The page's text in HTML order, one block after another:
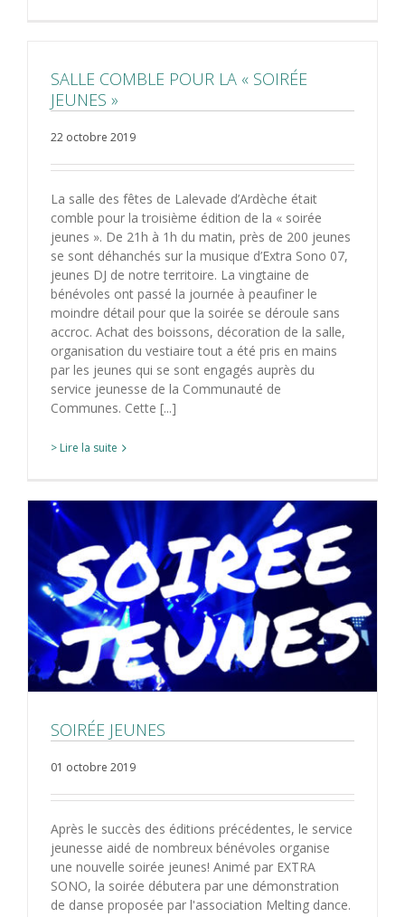
SALLE COMBLE POUR LA « SOIRÉE
JEUNES »
22 octobre 2019
La salle des fêtes de Lalevade d’Ardèche était
comble pour la troisième édition de la « soirée
jeunes ». De 21h à 1h du matin, près de 200 jeunes
se sont déhanchés sur la musique d’Extra Sono 07,
jeunes DJ de notre territoire. La vingtaine de
bénévoles ont passé la journée à peaufiner le
moindre détail pour que la soirée se déroule sans
accroc. Achat des boissons, décoration de la salle,
organisation du vestiaire tout a été pris en mains
par les jeunes qui se sont engagés auprès du
service jeunesse de la Communauté de
Communes. Cette [...]
> Lire la suite
SOIRÉE JEUNES
01 octobre 2019
Après le succès des éditions précédentes, le service
jeunesse aidé de nombreux bénévoles organise
une nouvelle soirée jeunes! Animé par EXTRA
SONO, la soirée débutera par une démonstration
de danse proposée par l'association Melting dance.